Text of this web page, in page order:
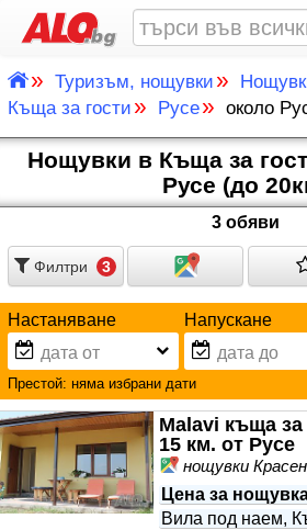
» Туризъм, нощувки »
Къща за гости » Русе» около
Нощувки в Къща за
Русе (до
3 обяви
Филтри 3
Настаняване Напускане
Престой: няма избрани дати
Malavi къща за
15 км. от Русе
нощувки
Цена за
Вила под наем,